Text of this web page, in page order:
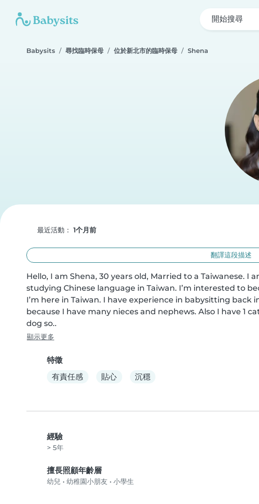
開始搜尋
Babysits 尋找臨時保母 位於新北市的臨時保母 Shena
最近活動： 1个月前
翻譯這段描述
Hello, I am Shena, 30 years old, Married to a Taiwanese.
studying Chinese language in Taiwan. I’m interested to
I’m here in Taiwan. I have experience in babysitting back
because I have many nieces and nephews. Also I have 1
dog so..
顯示更多
特徵
有責任感
貼心 沉穩
經驗
> 5年
擅長照顧年齡層
幼兒 • 幼稚園小朋友 • 小學生